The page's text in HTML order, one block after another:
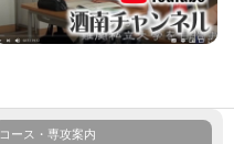
コース・専攻案内